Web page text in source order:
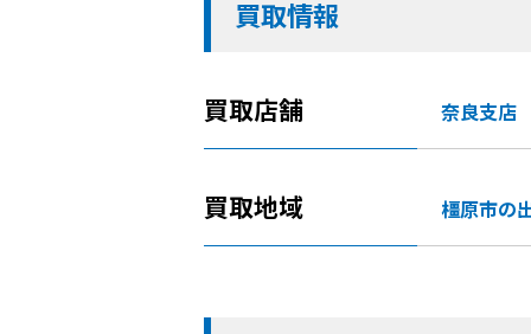
買取情報
買取店舗 奈良支店
買取地域 橿原市の